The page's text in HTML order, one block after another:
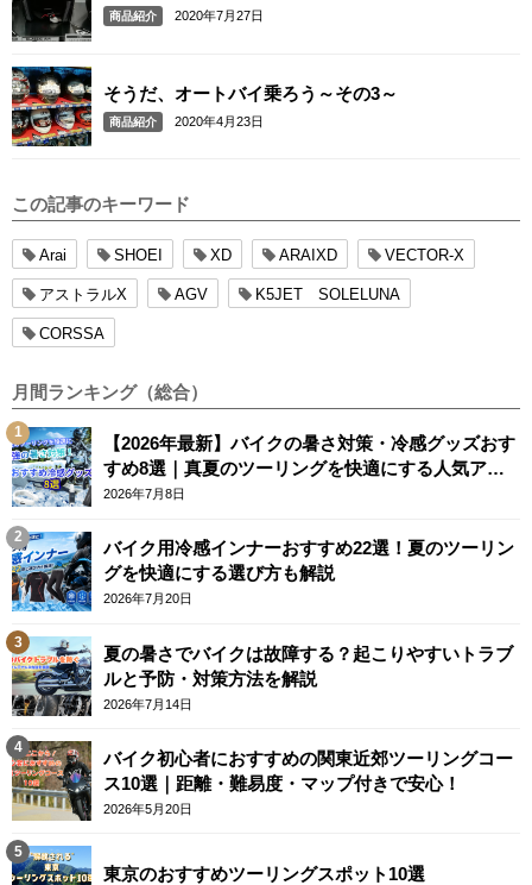
商品紹介 2020年7月27日
そうだ、オートバイ乗ろう～その3～
商品紹介 2020年4月23日
この記事のキーワード
Arai SHOEI XD ARAIXD VECTOR-X
アストラルX AGV K5JET SOLELUNA
CORSSA
月間ランキング（総合）
【2026年最新】バイクの暑さ対策・冷感グッズおす
すめ8選｜真夏のツーリングを快適にする人気アイ
テム
2026年7月8日
バイク用冷感インナーおすすめ22選！夏のツーリン
グを快適にする選び方も解説
2026年7月20日
夏の暑さでバイクは故障する？起こりやすいトラブ
ルと予防・対策方法を解説
2026年7月14日
バイク初心者におすすめの関東近郊ツーリングコー
ス10選｜距離・難易度・マップ付きで安心！
2026年5月20日
東京のおすすめツーリングスポット10選